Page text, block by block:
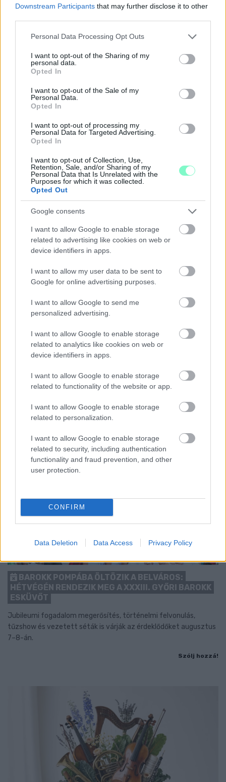
Downstream Participants that may further disclose it to other
Please note that this website/app uses one or more Google
not limited to your visit or usage behaviour. You may click to
grant or deny consent to Google and its third-party tags to
use your data for below specified purposes in below Google
consent section.
Personal Data Processing Opt Outs
I want to opt-out of the Sharing of my
personal data.
Opted In
I want to opt-out of the Sale of my
Personal Data.
Opted In
I want to opt-out of processing my
Personal Data for Targeted Advertising.
Opted In
I want to opt-out of Collection, Use,
Retention, Sale, and/or Sharing of my
Personal Data that Is Unrelated with the
Purposes for which it was collected.
Opted Out
Google consents
I want to allow Google to enable storage
related to advertising like cookies on web or
device identifiers in apps.
I want to allow my user data to be sent to
Google for online advertising purposes.
I want to allow Google to send me
personalized advertising.
I want to allow Google to enable storage
related to analytics like cookies on web or
device identifiers in apps.
I want to allow Google to enable storage
related to functionality of the website or app.
I want to allow Google to enable storage
related to personalization.
I want to allow Google to enable storage
related to security, including authentication
functionality and fraud prevention, and other
user protection.
CONFIRM
Data Deletion Data Access Privacy Policy
A BAROKK ÖSSZES ÁRNYALATA ÉS MÉG EGY SOR
KIVÁLÓ PROGRAM VÁR MINDENKIT EZEN A HÉTVÉGÉN
GYŐRBEN
Középpontban a hagyományőrzés, de lesz Pogány Induló és
Majka koncert, jóga szeánsz, “borhajózás” és egy csomó minden
Szólj hozzá!
ENERGIATAKARÉKOSSÁG: KORÁBBAN KEZDŐDIK
MÉRKŐZÉSE
Az energiaellátás tehermentesítése érdekében másfél órával
kezdését.
BAROKK POMPÁBA ÖLTÖZIK A BELVÁROS:
HÉTVÉGÉN RENDEZIK MEG A XXXIII. GYŐRI BAROKK
ESKÜVŐT
Jubileumi fogadalom megerősítés, történelmi felvonulás,
tűzshow és vezetett séták is várják az érdeklődőket augusztus
7–8-án.
Szólj hozzá!